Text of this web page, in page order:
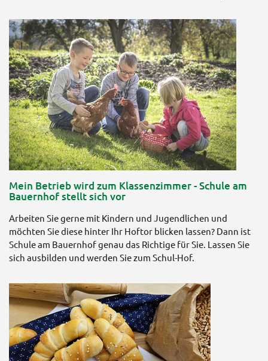
Mein Betrieb wird zum Klassenzimmer - Schule am
Bauernhof stellt sich vor
Arbeiten Sie gerne mit Kindern und Jugendlichen und
möchten Sie diese hinter Ihr Hoftor blicken lassen? Dann ist
Schule am Bauernhof genau das Richtige für Sie. Lassen Sie
sich ausbilden und werden Sie zum Schul-Hof.